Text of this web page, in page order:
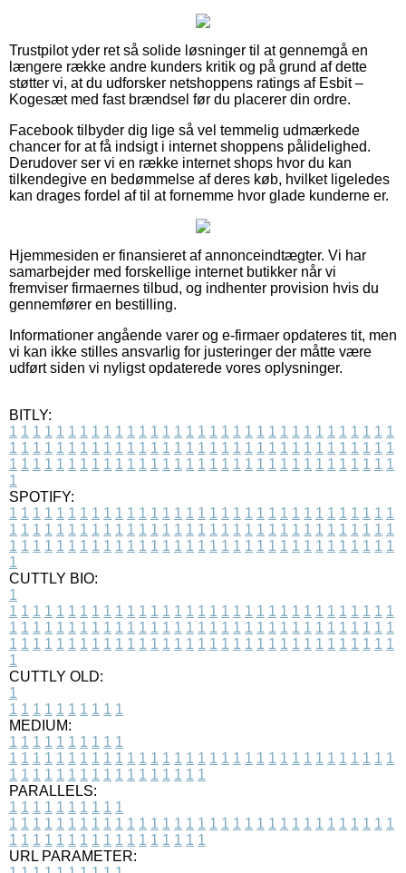
Trustpilot yder ret så solide løsninger til at gennemgå en
længere række andre kunders kritik og på grund af dette
støtter vi, at du udforsker netshoppens ratings af Esbit –
Kogesæt med fast brændsel før du placerer din ordre.
Facebook tilbyder dig lige så vel temmelig udmærkede
chancer for at få indsigt i internet shoppens pålidelighed.
Derudover ser vi en række internet shops hvor du kan
tilkendegive en bedømmelse af deres køb, hvilket ligeledes
kan drages fordel af til at fornemme hvor glade kunderne er.
Hjemmesiden er finansieret af annonceindtægter. Vi har
samarbejder med forskellige internet butikker når vi
fremviser firmaernes tilbud, og indhenter provision hvis du
gennemfører en bestilling.
Informationer angående varer og e-firmaer opdateres tit, men
vi kan ikke stilles ansvarlig for justeringer der måtte være
udført siden vi nyligst opdaterede vores oplysninger.
BITLY:
1 1 1 1 1 1 1 1 1 1 1 1 1 1 1 1 1 1 1 1 1 1 1 1 1 1 1 1 1 1 1 1 1
1 1 1 1 1 1 1 1 1 1 1 1 1 1 1 1 1 1 1 1 1 1 1 1 1 1 1 1 1 1 1 1 1
1 1 1 1 1 1 1 1 1 1 1 1 1 1 1 1 1 1 1 1 1 1 1 1 1 1 1 1 1 1 1 1 1
1
SPOTIFY:
1 1 1 1 1 1 1 1 1 1 1 1 1 1 1 1 1 1 1 1 1 1 1 1 1 1 1 1 1 1 1 1 1
1 1 1 1 1 1 1 1 1 1 1 1 1 1 1 1 1 1 1 1 1 1 1 1 1 1 1 1 1 1 1 1 1
1 1 1 1 1 1 1 1 1 1 1 1 1 1 1 1 1 1 1 1 1 1 1 1 1 1 1 1 1 1 1 1 1
1
CUTTLY BIO:
1
1 1 1 1 1 1 1 1 1 1 1 1 1 1 1 1 1 1 1 1 1 1 1 1 1 1 1 1 1 1 1 1 1
1 1 1 1 1 1 1 1 1 1 1 1 1 1 1 1 1 1 1 1 1 1 1 1 1 1 1 1 1 1 1 1 1
1 1 1 1 1 1 1 1 1 1 1 1 1 1 1 1 1 1 1 1 1 1 1 1 1 1 1 1 1 1 1 1 1
1
CUTTLY OLD:
1
1 1 1 1 1 1 1 1 1 1
MEDIUM:
1 1 1 1 1 1 1 1 1 1
1 1 1 1 1 1 1 1 1 1 1 1 1 1 1 1 1 1 1 1 1 1 1 1 1 1 1 1 1 1 1 1 1
1 1 1 1 1 1 1 1 1 1 1 1 1 1 1 1 1
PARALLELS:
1 1 1 1 1 1 1 1 1 1
1 1 1 1 1 1 1 1 1 1 1 1 1 1 1 1 1 1 1 1 1 1 1 1 1 1 1 1 1 1 1 1 1
1 1 1 1 1 1 1 1 1 1 1 1 1 1 1 1 1
URL PARAMETER: